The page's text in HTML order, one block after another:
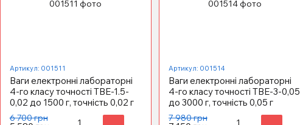
Артикул: 001511
Ваги електронні лабораторні
4-го класу точності ТВЕ-1.5-
0,02 до 1500 г, точність 0,02 г
6 700 грн
Артикул: 001514
Ваги електронні лабораторні
4-го класу точності ТВЕ-3-0,05
до 3000 г, точність 0,05 г
7 980 грн